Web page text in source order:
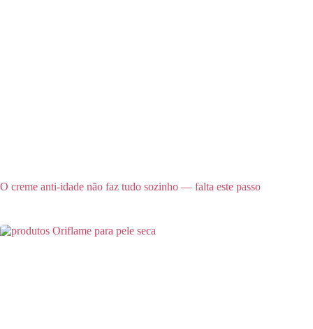
O creme anti-idade não faz tudo sozinho — falta este passo